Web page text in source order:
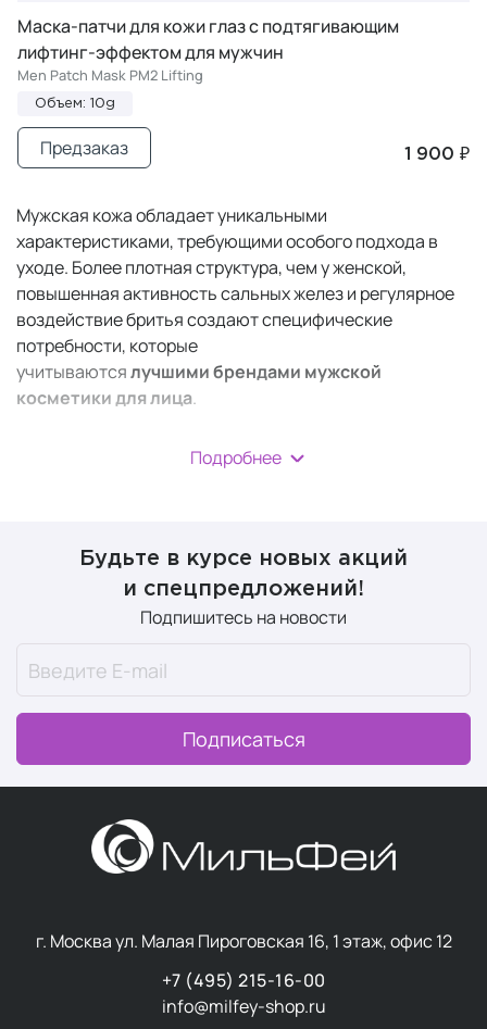
Маска-патчи для кожи глаз с подтягивающим
лифтинг-эффектом для мужчин
Men Patch Mask PM2 Lifting
Объем: 10g
1 900 ₽
Предзаказ
Мужская кожа обладает уникальными
характеристиками, требующими особого подхода в
уходе. Более плотная структура, чем у женской,
повышенная активность сальных желез и регулярное
воздействие бритья создают специфические
потребности, которые
учитываютсялучшимибрендами мужской
косметики для лица.
В отличие от женских аналогов, косметика для мужчин
базовый уход, но и решение специфических проблем
Формулы часто содержат повышенную концентрацию
ароматических композициях и лаконичном дизайне
упаковки.
Мужские средства часто включают компоненты с
противовоспалительным и успокаивающим
действием, а текстуры легче впитываются, не
оставляя липкости.
профессиональной
мужской косметики для
Подробнее
Будьте в курсе новых акций
и спецпредложений!
Подпишитесь на новости
Подписаться
г. Москва ул. Малая Пироговская 16, 1 этаж, офис 12
+7 (495) 215-16-00
info@milfey-shop.ru